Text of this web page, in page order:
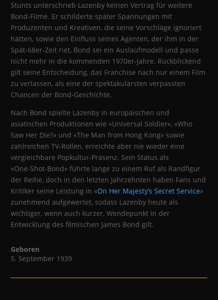
Stunts unterschrieb Lazenby keinen Vertrag für weitere
Bond‑Filme. Er schilderte später Spannungen mit
Produzenten und Kreativen, die seine Vorschläge ignoriert
hätten, sowie den Einfluss seines Agenten, der ihm in der
Spät‑68er‑Zeit riet, Bond sei ein Auslaufmodell und passe
nicht mehr in die kommenden 1970er‑Jahre. Rückblickend
gilt seine Entscheidung, das Franchise nach nur einem Film
zu verlassen, als eine der spektakulärsten verpassten
Chancen der Bond‑Geschichte.
Nach Bond spielte Lazenby in europäischen und
asiatischen Produktionen wie «Universal Soldier», «Who
Saw Her Die?» und «The Man from Hong Kong» sowie
zahlreichen TV‑Rollen, erreichte aber nie wieder eine
vergleichbare Popkultur‑Präsenz. Sein Status als
«One‑Shot‑Bond» führte lange zu einem Ruf als Randfigur
der Reihe, doch in den letzten Jahrzehnten haben Fans und
Kritiker seine Leistung in «On Her Majesty’s Secret Service»
zunehmend aufgewertet, sodass Lazenby heute als
wichtiger, wenn auch kurzer, Wendepunkt in der
Entwicklung des filmischen James Bond gilt.
Geboren
5. September 1939